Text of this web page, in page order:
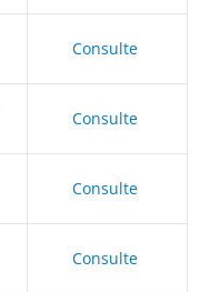
Consulte
Consulte
Consulte
Consulte